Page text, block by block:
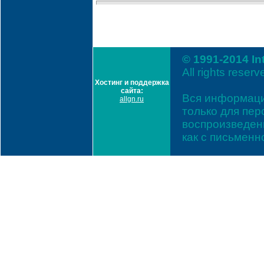
Хостинг и поддержка
сайта:
allgn.ru
© 1991-2014
All rights
Вся
только для
как с